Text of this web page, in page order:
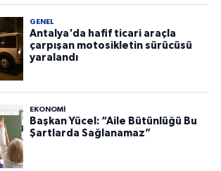
GENEL
Antalya'da hafif ticari araçla
çarpışan motosikletin sürücüsü
yaralandı
EKONOMI
Başkan Yücel: “Aile Bütünlüğü Bu
Şartlarda Sağlanamaz”